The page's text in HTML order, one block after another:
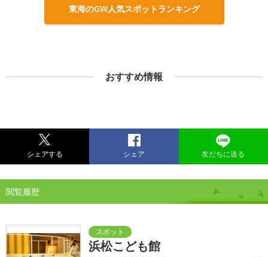
東海のGW人気スポットランキング
おすすめ情報
シェアする シェア 友だちに送る
閲覧履歴
浜松こども館